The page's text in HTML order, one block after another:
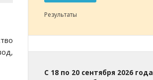
Результаты
С 18 по 20 сентября 2026 года